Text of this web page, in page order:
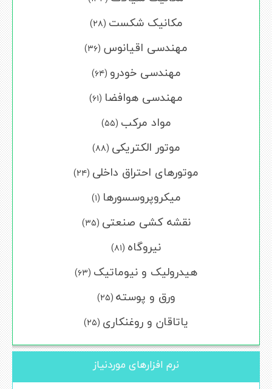
مکانیک شکست (۲۸)
مهندسی اقیانوس (۳۶)
مهندسی خودرو (۶۴)
مهندسی هوافضا (۶۱)
مواد مرکب (۵۵)
موتور الکتریکی (۸۸)
موتورهای احتراق داخلی (۲۴)
میکروپروسسورها (۱)
نقشه کشی صنعتی (۳۵)
نیروگاه (۸۱)
هیدرولیک و نیوماتیک (۶۳)
ورق و پوسته (۲۵)
یاتاقان و روغنکاری (۲۵)
نرم افزارهای موردنیاز